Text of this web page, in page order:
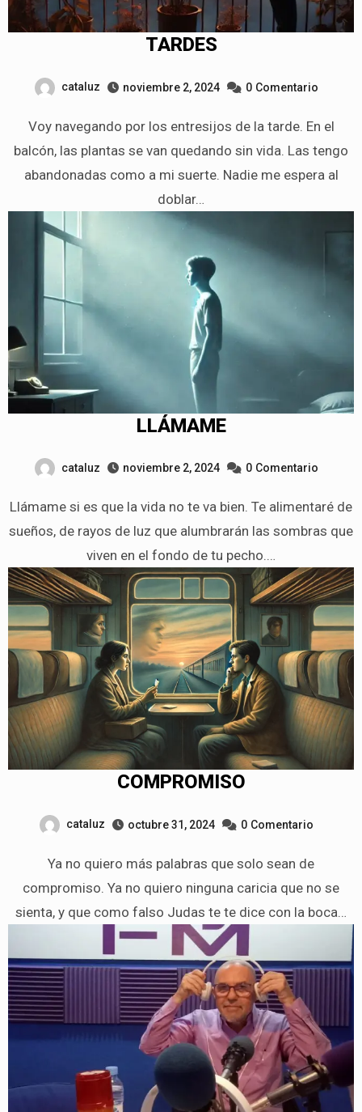
TARDES
cataluz noviembre 2, 2024 0 Comentario
Voy navegando por los entresijos de la tarde. En el
balcón, las plantas se van quedando sin vida. Las tengo
abandonadas como a mi suerte. Nadie me espera al
doblar…
LLÁMAME
cataluz noviembre 2, 2024 0 Comentario
Llámame si es que la vida no te va bien. Te alimentaré de
sueños, de rayos de luz que alumbrarán las sombras que
viven en el fondo de tu pecho.…
COMPROMISO
cataluz octubre 31, 2024 0 Comentario
Ya no quiero más palabras que solo sean de
compromiso. Ya no quiero ninguna caricia que no se
sienta, y que como falso Judas te te dice con la boca…